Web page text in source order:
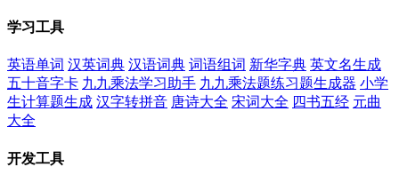
学习工具
英语单词 汉英词典 汉语词典 词语组词 新华字典 英文名生成
五十音字卡 九九乘法学习助手 九九乘法题练习题生成器 小学
生计算题生成 汉字转拼音 唐诗大全 宋词大全 四书五经 元曲
大全
开发工具